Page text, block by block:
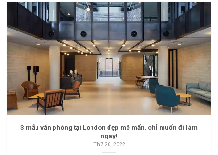
3 mẫu văn phòng tại London đẹp mê mẩn, chỉ muốn đi làm
ngay!
Th7 20, 2022